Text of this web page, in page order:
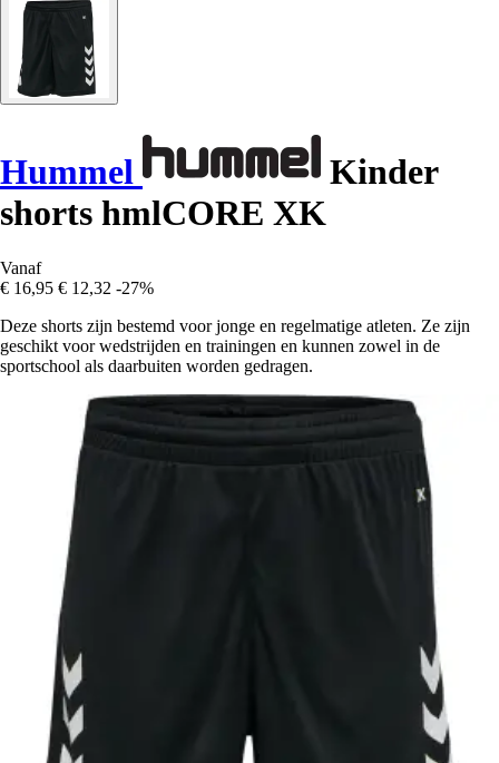
Hummel
Kinder
shorts hmlCORE XK
Vanaf
€ 16,95 € 12,32 -27%
Deze shorts zijn bestemd voor jonge en regelmatige atleten. Ze zijn
geschikt voor wedstrijden en trainingen en kunnen zowel in de
sportschool als daarbuiten worden gedragen.